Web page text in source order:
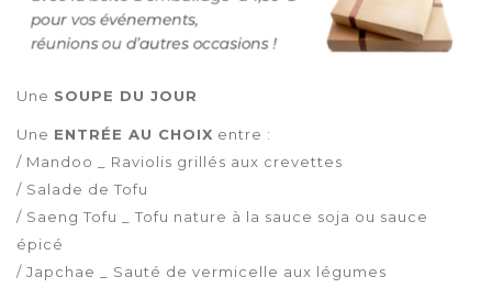
Une SOUPE DU JOUR
Une ENTRÉE AU CHOIX entre :
/ Mandoo _ Raviolis grillés aux crevettes
/ Salade de Tofu
/ Saeng Tofu _ Tofu nature à la sauce soja ou sauce
épicé
/ Japchae _ Sauté de vermicelle aux légumes